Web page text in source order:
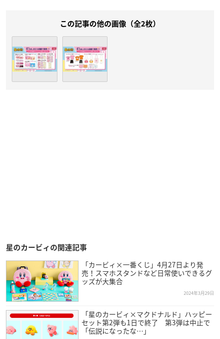
この記事の他の画像（全2枚）
星のカービィの関連記事
「カービィ×一番くじ」4月27日より発
売！スマホスタンドなど日常使いできるグ
ッズが大集合
2024年3月29日
「星のカービィ×マクドナルド」ハッピー
セット第2弾も1日で終了 第3弾は中止で
「伝説になったな…」